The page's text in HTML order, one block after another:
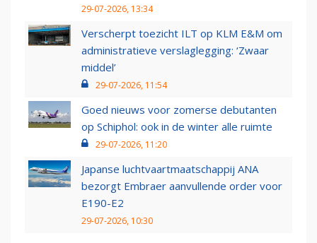
29-07-2026, 13:34
Verscherpt toezicht ILT op KLM E&M om
administratieve verslaglegging: ‘Zwaar
middel’
29-07-2026, 11:54
Goed nieuws voor zomerse debutanten
op Schiphol: ook in de winter alle ruimte
29-07-2026, 11:20
Japanse luchtvaartmaatschappij ANA
bezorgt Embraer aanvullende order voor
E190-E2
29-07-2026, 10:30